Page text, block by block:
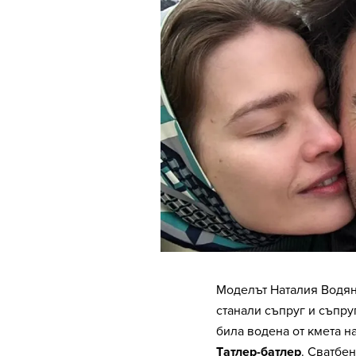
Моделът Наталия
станали съпруг и
била водена от кмета
Tатлер-батлер.